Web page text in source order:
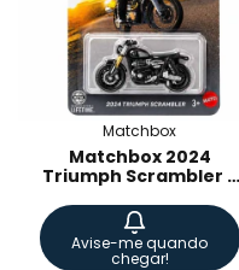
Matchbox
Matchbox 2024
Triumph Scrambler -
Avise-me quando
chegar!